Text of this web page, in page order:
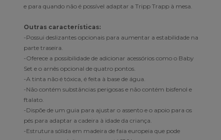
e para quando não é possível adaptar a Tripp Trapp à mesa.
Outras características:
-Possui deslizantes opcionais para aumentar a estabilidade na
parte traseira.
-Oferece a possibilidade de adicionar acessórios como o Baby
Set e o arnês opcional de quatro pontos.
-A tinta não é tóxica, é feita à base de água.
-Não contém substâncias perigosas e não contém bisfenol e
ftalato.
-Dispõe de um guia para ajustar o assento e o apoio para os
pés para adaptar a cadeira à idade da criança.
-Estrutura sólida em madeira de faia europeia que pode